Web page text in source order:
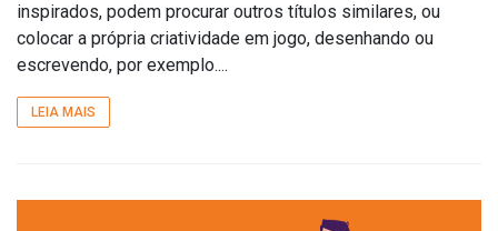
inspirados, podem procurar outros títulos similares, ou
colocar a própria criatividade em jogo, desenhando ou
escrevendo, por exemplo....
LEIA MAIS